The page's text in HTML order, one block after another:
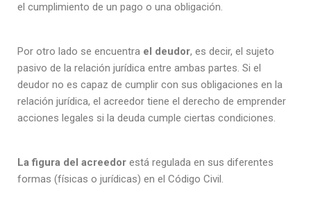
el cumplimiento de un pago o una obligación.
Por otro lado se encuentra el deudor, es decir, el sujeto
pasivo de la relación jurídica entre ambas partes. Si el
deudor no es capaz de cumplir con sus obligaciones en la
relación jurídica, el acreedor tiene el derecho de emprender
acciones legales si la deuda cumple ciertas condiciones.
La figura del acreedor está regulada en sus diferentes
formas (físicas o jurídicas) en el Código Civil.